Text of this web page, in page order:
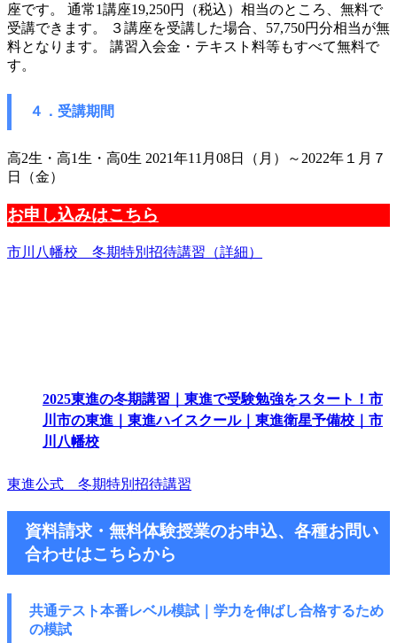
座です。 通常1講座19,250円（税込）相当のところ、無料で
受講できます。 ３講座を受講した場合、57,750円分相当が無
料となります。 講習入会金・テキスト料等もすべて無料で
す。
４．受講期間
高2生・高1生・高0生 2021年11月08日（月）～2022年１月７
日（金）
お申し込みはこちら
市川八幡校 冬期特別招待講習（詳細）
2025東進の冬期講習｜東進で受験勉強をスタート！市
川市の東進｜東進ハイスクール｜東進衛星予備校｜市
川八幡校
東進公式 冬期特別招待講習
資料請求・無料体験授業のお申込、各種お問い
合わせはこちらから
共通テスト本番レベル模試｜学力を伸ばし合格するため
の模試